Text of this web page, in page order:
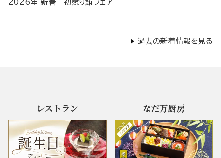
2026年 新春 初競り鮪フェア
過去の新着情報を見る
レストラン なだ万厨房